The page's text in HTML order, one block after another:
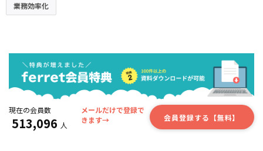
業務効率化
現在の会員数
513,096 人
メールだけで登録で
きます→
会員登録する【無料】